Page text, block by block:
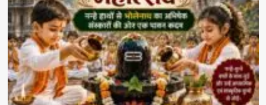
शिक्षा
समिति
ब्रज
प्रदेश
के
बदायूं
संकुल
का
आचार्य